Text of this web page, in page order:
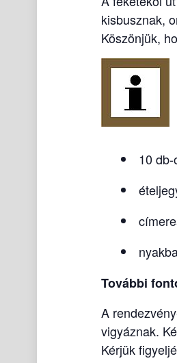
kisbusznak,
Köszönjük,
10
További
A
vigyáznak.
Kérjük